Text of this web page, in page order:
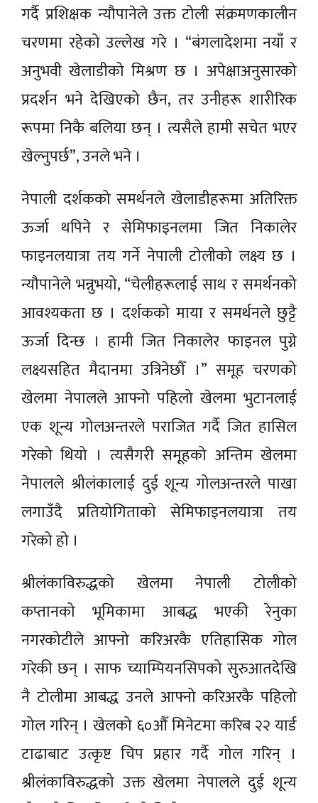
गर्दै प्रशिक्षक न्यौपानेले उक्त टोली संक्रमणकालीन
चरणमा रहेको उल्लेख गरे । “बंगलादेशमा नयाँ र
अनुभवी खेलाडीको मिश्रण छ । अपेक्षाअनुसारको
प्रदर्शन भने देखिएको छैन, तर उनीहरू शारीरिक
रूपमा निकै बलिया छन् । त्यसैले हामी सचेत भएर
खेल्नुपर्छ”, उनले भने ।
नेपाली दर्शकको समर्थनले खेलाडीहरूमा अतिरिक्त
ऊर्जा थपिने र सेमिफाइनलमा जित निकालेर
फाइनलयात्रा तय गर्ने नेपाली टोलीको लक्ष्य छ ।
न्यौपानेले भन्नुभयो, “चेलीहरूलाई साथ र समर्थनको
आवश्यकता छ । दर्शकको माया र समर्थनले छुट्टै
ऊर्जा दिन्छ । हामी जित निकालेर फाइनल पुग्ने
लक्ष्यसहित मैदानमा उत्रिनेछौँ ।” समूह चरणको
खेलमा नेपालले आफ्नो पहिलो खेलमा भुटानलाई
एक शून्य गोलअन्तरले पराजित गर्दै जित हासिल
गरेको थियो । त्यसैगरी समूहको अन्तिम खेलमा
नेपालले श्रीलंकालाई दुई शून्य गोलअन्तरले पाखा
लगाउँदै प्रतियोगिताको सेमिफाइनलयात्रा तय
गरेको हो ।
श्रीलंकाविरुद्धको खेलमा नेपाली टोलीको
कप्तानको भूमिकामा आबद्ध भएकी रेनुका
नगरकोटीले आफ्नो करिअरकै एतिहासिक गोल
गरेकी छन् । साफ च्याम्पियनसिपको सुरुआतदेखि
नै टोलीमा आबद्ध उनले आफ्नो करिअरकै पहिलो
गोल गरिन् । खेलको ६०औँ मिनेटमा करिब २२ यार्ड
टाढाबाट उत्कृष्ट चिप प्रहार गर्दै गोल गरिन् ।
श्रीलंकाविरुद्धको उक्त खेलमा नेपालले दुई शून्य